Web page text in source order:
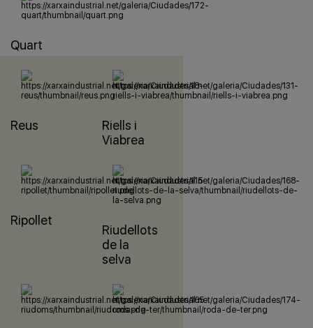
Quart
Reus
Riells i
Viabrea
Ripollet
Riudellots
de la
selva